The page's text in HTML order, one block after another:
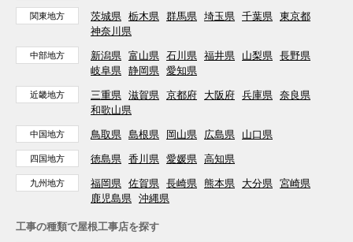
関東地方 茨城県 栃木県 群馬県 埼玉県 千葉県 東京都
神奈川県
中部地方 新潟県 富山県 石川県 福井県 山梨県 長野県
岐阜県 静岡県 愛知県
近畿地方 三重県 滋賀県 京都府 大阪府 兵庫県 奈良県
和歌山県
中国地方 鳥取県 島根県 岡山県 広島県 山口県
四国地方 徳島県 香川県 愛媛県 高知県
九州地方 福岡県 佐賀県 長崎県 熊本県 大分県 宮崎県
鹿児島県 沖縄県
工事の種類で屋根工事店を探す